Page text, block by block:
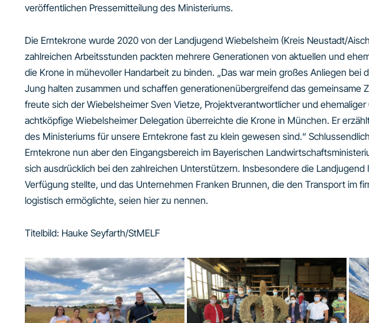
veröffentlichen Pressemitteilung des Ministeriums.
Die Erntekrone wurde 2020 von der Landjugend Wiebelsheim (Kreis Neustadt/
zahlreichen Arbeitsstunden packten mehrere Generationen von aktuellen und
die Krone in mühevoller Handarbeit zu binden. „Das war mein großes Anliegen bei
Jung halten zusammen und schaffen generationenübergreifend das gemeinsame
freute sich der Wiebelsheimer Sven Vietze, Projektverantwortlicher und
achtköpfige Wiebelsheimer Delegation überreichte die Krone in München. Er
des Ministeriums für unsere Erntekrone fast zu klein gewesen sind.“
Erntekrone nun aber den Eingangsbereich im Bayerischen
sich ausdrücklich bei den zahlreichen Unterstützern. Insbesondere die Landjugend
Verfügung stellte, und das Unternehmen Franken Brunnen, die den Transport im
logistisch ermöglichte, seien hier zu nennen.
Titelbild: Hauke Seyfarth/StMELF